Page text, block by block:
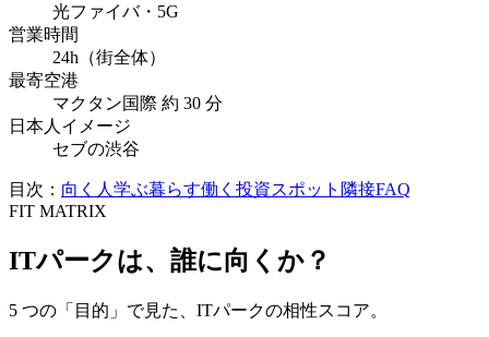
光ファイバ・5G
営業時間
24h（街全体）
最寄空港
マクタン国際 約 30 分
日本人イメージ
セブの渋谷
目次： 向く人 学ぶ暮らす働く 投資スポット 隣接FAQ
FIT MATRIX
ITパークは、誰に向くか？
5 つの「目的」で見た、 ITパークの相性スコア。